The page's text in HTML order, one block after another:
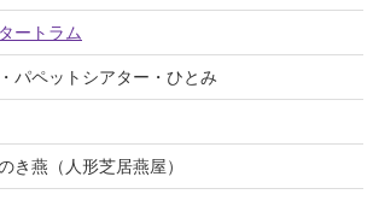
ートラム
パペットシアター・ひとみ
き燕（人形芝居燕屋）